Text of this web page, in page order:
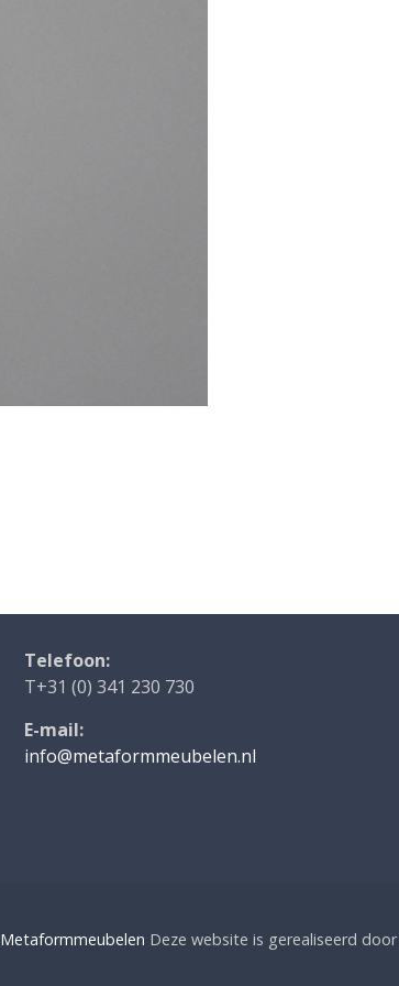
Telefoon:
T+31 (0) 341 230 730
E-mail:
info@metaformmeubelen.nl
Metaformmeubelen Deze website is gerealiseerd door